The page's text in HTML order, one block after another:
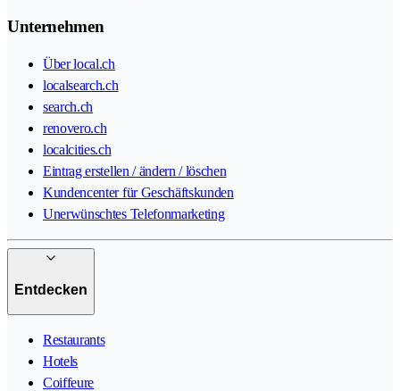
Unternehmen
Über local.ch
localsearch.ch
search.ch
renovero.ch
localcities.ch
Eintrag erstellen / ändern / löschen
Kundencenter für Geschäftskunden
Unerwünschtes Telefonmarketing
Entdecken
Restaurants
Hotels
Coiffeure